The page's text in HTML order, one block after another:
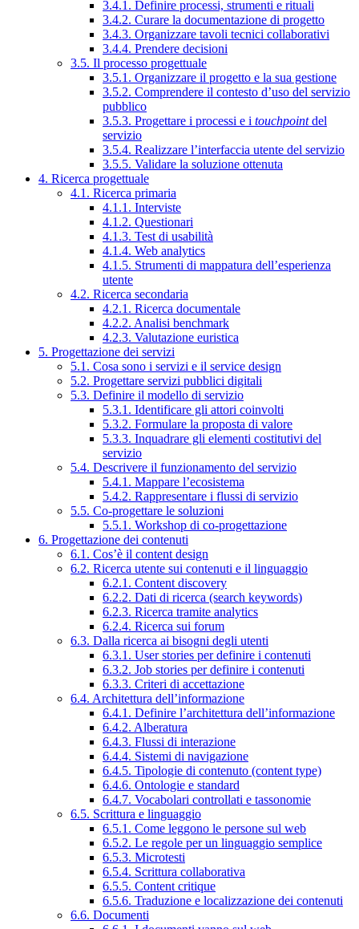
3.4.1. Definire processi, strumenti e rituali
3.4.2. Curare la documentazione di progetto
3.4.3. Organizzare tavoli tecnici collaborativi
3.4.4. Prendere decisioni
3.5. Il processo progettuale
3.5.1. Organizzare il progetto e la sua gestione
3.5.2. Comprendere il contesto d’uso del servizio
pubblico
3.5.3. Progettare i processi e i touchpointdel
servizio
3.5.4. Realizzare l’interfaccia utente del servizio
3.5.5. Validare la soluzione ottenuta
4. Ricerca progettuale
4.1. Ricerca primaria
4.1.1. Interviste
4.1.2. Questionari
4.1.3. Test di usabilità
4.1.4. Web analytics
4.1.5. Strumenti di mappatura dell’esperienza
utente
4.2. Ricerca secondaria
4.2.1. Ricerca documentale
4.2.2. Analisi benchmark
4.2.3. Valutazione euristica
5. Progettazione dei servizi
5.1. Cosa sono i servizi e il service design
5.2. Progettare servizi pubblici digitali
5.3. Definire il modello di servizio
5.3.1. Identificare gli attori coinvolti
5.3.2. Formulare la proposta di valore
5.3.3. Inquadrare gli elementi costitutivi del
servizio
5.4. Descrivere il funzionamento del servizio
5.4.1. Mappare l’ecosistema
5.4.2. Rappresentare i flussi di servizio
5.5. Co-progettare le soluzioni
5.5.1. Workshop di co-progettazione
6. Progettazione dei contenuti
6.1. Cos’è il content design
6.2. Ricerca utente sui contenuti e il linguaggio
6.2.1. Content discovery
6.2.2. Dati di ricerca (search keywords)
6.2.3. Ricerca tramite analytics
6.2.4. Ricerca sui forum
6.3. Dalla ricerca ai bisogni degli utenti
6.3.1. User stories per definire i contenuti
6.3.2. Job stories per definire i contenuti
6.3.3. Criteri di accettazione
6.4. Architettura dell’informazione
6.4.1. Definire l’architettura dell’informazione
6.4.2. Alberatura
6.4.3. Flussi di interazione
6.4.4. Sistemi di navigazione
6.4.5. Tipologie di contenuto (content type)
6.4.6. Ontologie e standard
6.4.7. Vocabolari controllati e tassonomie
6.5. Scrittura e linguaggio
6.5.1. Come leggono le persone sul web
6.5.2. Le regole per un linguaggio semplice
6.5.3. Microtesti
6.5.4. Scrittura collaborativa
6.5.5. Content critique
6.5.6. Traduzione e localizzazione dei contenuti
6.6. Documenti